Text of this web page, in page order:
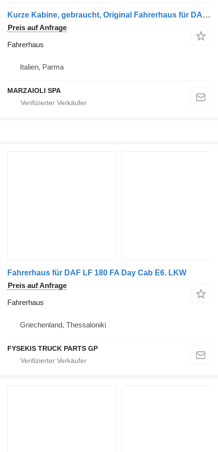
Kurze Kabine, gebraucht, Original Fahrerhaus für DAF Lf LKW
Preis auf Anfrage
Fahrerhaus
Italien, Parma
MARZAIOLI SPA
Fahrerhaus für DAF LF 180 FA Day Cab E6. LKW
Preis auf Anfrage
Fahrerhaus
Griechenland, Thessaloniki
FYSEKIS TRUCK PARTS GP